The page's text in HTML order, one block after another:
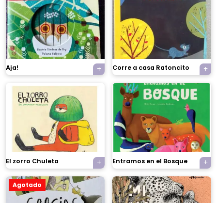
Aja! Corre a casa Ratoncito
El zorro Chuleta Entramos en el Bosque
Agotado